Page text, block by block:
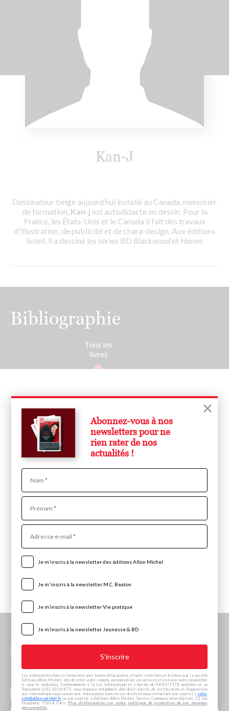
Abonnez-vous à nos
newsletters pour ne
rien rater de nos
actualités !
Nom
Prénom
Adresse
mail
Je m’inscris à la newsletter des éditions Albin Michel
Je m'inscris à la newsletter M.C. Beaton
Je m’inscris à la newsletter Vie pratique
Je m’inscris à la newsletter Jeunesse & BD
Les informations dans ce formulaire sont toutes obligatoires, et sont collectées et traitées par la société
Editions Albin Michel, afin de créer votre compte, personnaliser vos services et recevoir notre newsletter
si vous le souhaitez. Conformément à la Loi Informatique et Libertés du 06/01/1978 modifiée et au
Règlement (UE) 2016/679, vous disposez notamment d'un droit d'accès, de rectification et d’opposition
aux informations vous concernant. Vous pouvez exercer ces droits en nous contactant par courriel à info-
site@albin-michel.fr ou par courrier à Editions Albin Michel, Service Communication digitale, 22 rue
Huyghens, 75014 Paris. Plus d’information sur notre politique de protection de vos données
personnelles.
Kan-J
Dessinateur belge aujourd’hui installé au Canada, menuisier
de formation, Kan-j est autodidacte en dessin. Pour la
France, les États-Unis et le Canada il fait des travaux
d'illustration, de publicité et de chara-design. Aux éditions
Soleil, il a dessiné les séries BD Blackwoodet Haven.
Bibliographie
Tous les
livres
Souricia et le géant de la clairière
Souricia, fine lame du royaume de Poétia, est toujours prête à
accourir en cas de pépin. Et ce n’est pas la moitié d’une
rongeuse quand il......
Abonnez-vous aux newsletters de la maison Albin
Michel